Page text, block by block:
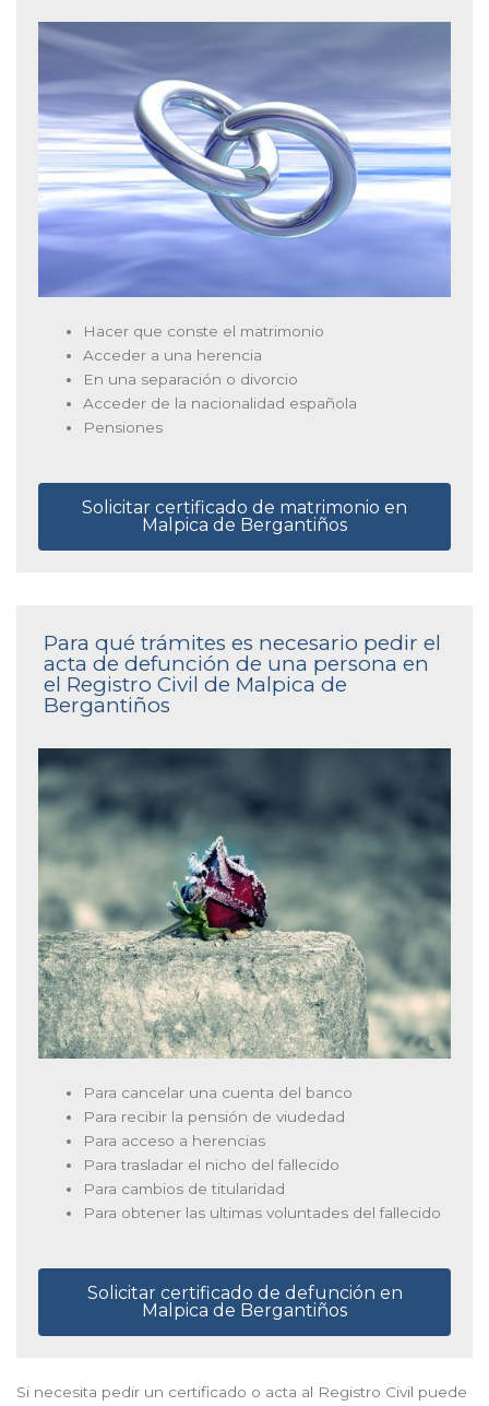
Hacer que conste el matrimonio
Acceder a una herencia
En una separación o divorcio
Acceder de la nacionalidad española
Pensiones
Solicitar certificado de matrimonio en
Malpica de Bergantiños
Para qué trámites es necesario pedir el
acta de defunción de una persona en
el Registro Civil de Malpica de
Bergantiños
Para cancelar una cuenta del banco
Para recibir la pensión de viudedad
Para acceso a herencias
Para trasladar el nicho del fallecido
Para cambios de titularidad
Para obtener las ultimas voluntades del fallecido
Solicitar certificado de defunción en
Malpica de Bergantiños
Si necesita pedir un certificado o acta al Registro Civil puede